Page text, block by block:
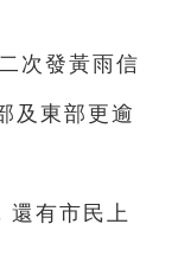
次發黃雨信
及東部更逾
還有市民上